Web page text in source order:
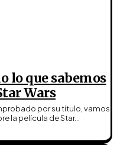
lo que sabemos
Wars
por su título, vamos a
la película de Star...